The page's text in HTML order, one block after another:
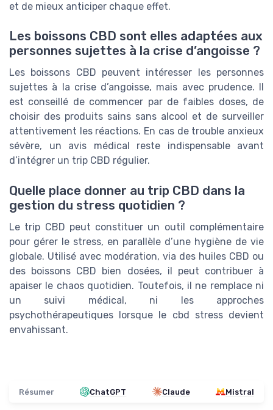
et de mieux anticiper chaque effet.
Les boissons CBD sont elles adaptées aux
personnes sujettes à la crise d’angoisse ?
Les boissons CBD peuvent intéresser les personnes
sujettes à la crise d’angoisse, mais avec prudence. Il
est conseillé de commencer par de faibles doses, de
choisir des produits sains sans alcool et de surveiller
attentivement les réactions. En cas de trouble anxieux
sévère, un avis médical reste indispensable avant
d’intégrer un trip CBD régulier.
Quelle place donner au trip CBD dans la
gestion du stress quotidien ?
Le trip CBD peut constituer un outil complémentaire
pour gérer le stress, en parallèle d’une hygiène de vie
globale. Utilisé avec modération, via des huiles CBD ou
des boissons CBD bien dosées, il peut contribuer à
apaiser le chaos quotidien. Toutefois, il ne remplace ni
un suivi médical, ni les approches
psychothérapeutiques lorsque le cbd stress devient
envahissant.
Résumer ChatGPT Claude Mistral